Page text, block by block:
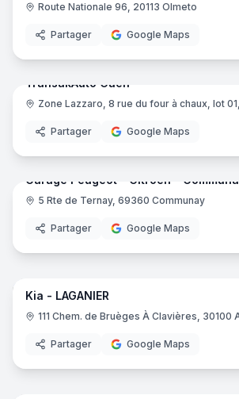
Route Nationale 96, 20113 Olmeto
Partager Google Maps
TransakAuto Caen
Partager Google Maps
Garage Peugeot - Citroen -
5 Rte de Ternay, 69360 Communay
Partager Google Maps
Kia - LAGANIER
111 Chem. de Bruèges À Clavières, 30100
Partager Google Maps